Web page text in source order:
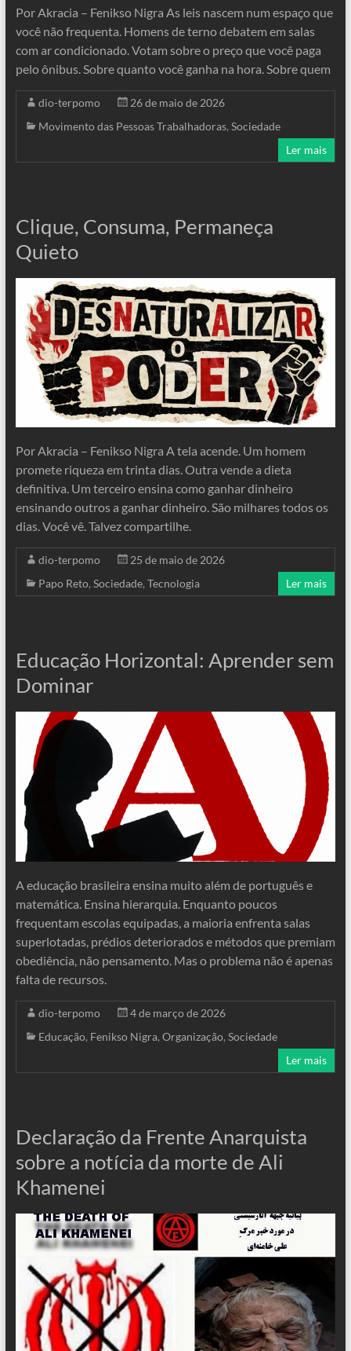
Por Akracia – Fenikso Nigra As leis nascem num espaço que
você não frequenta. Homens de terno debatem em salas
com ar condicionado. Votam sobre o preço que você paga
pelo ônibus. Sobre quanto você ganha na hora. Sobre quem
dio-terpomo
26 de maio de 2026
Movimento das Pessoas Trabalhadoras, Sociedade
Ler mais
Clique, Consuma, Permaneça
Quieto
Por Akracia – Fenikso Nigra A tela acende. Um homem
promete riqueza em trinta dias. Outra vende a dieta
definitiva. Um terceiro ensina como ganhar dinheiro
ensinando outros a ganhar dinheiro. São milhares todos os
dias. Você vê. Talvez compartilhe.
dio-terpomo
25 de maio de 2026
Papo Reto,Sociedade,Tecnologia Ler mais
Educação Horizontal: Aprender sem
Dominar
A educação brasileira ensina muito além de português e
matemática. Ensina hierarquia. Enquanto poucos
frequentam escolas equipadas, a maioria enfrenta salas
superlotadas, prédios deteriorados e métodos que premiam
obediência, não pensamento. Mas o problema não é apenas
falta de recursos.
dio-terpomo
4 de março de 2026
Educação, Fenikso Nigra, Organização, Sociedade
Ler mais
Declaração da Frente Anarquista
sobre a notícia da morte de Ali
Khamenei